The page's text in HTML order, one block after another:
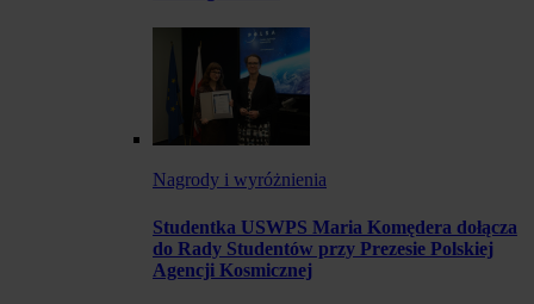
Nagrody i wyróżnienia
Studentka USWPS Maria Komędera dołącza
do Rady Studentów przy Prezesie Polskiej
Agencji Kosmicznej